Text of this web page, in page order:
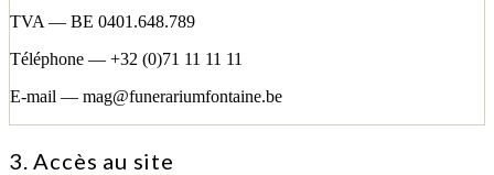
TVA — BE 0401.648.789
Téléphone — +32 (0)71 11 11 11
E-mail — mag@funerariumfontaine.be
3. Accès au site